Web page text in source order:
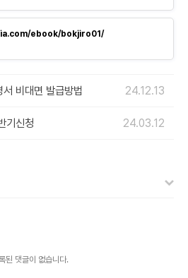
ebook/bokjiro01/
서 비대면 발급방법 24.12.13
기신청 24.03.12
된 댓글이 없습니다.